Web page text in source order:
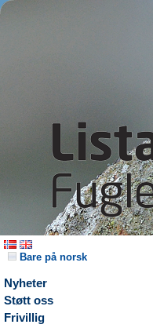
Bare på norsk
Nyheter
Støtt oss
Frivillig